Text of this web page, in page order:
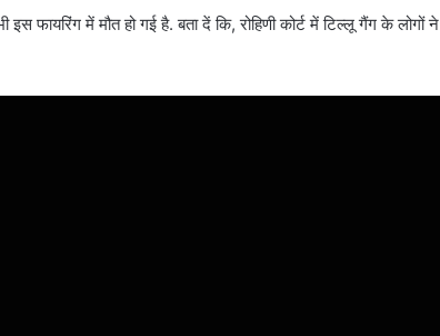
फायरिंग में मौत हो गई है. बता दें कि, रोहिणी कोर्ट में टिल्लू गैंग के लोगों ने